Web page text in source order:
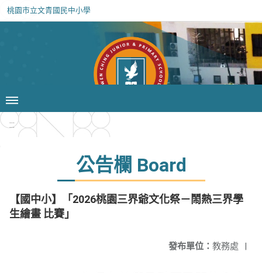
桃園市立文青國民中小學
:::
公告欄 Board
【國中小】「2026桃園三界爺文化祭－鬧熱三界學
生繪畫 比賽」
發布單位： 教務處 |